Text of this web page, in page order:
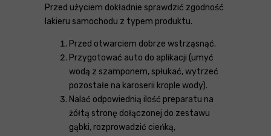
Przed użyciem dokładnie sprawdzić zgodność
lakieru samochodu z typem produktu.
Przed otwarciem dobrze wstrząsnąć.
Przygotować auto do aplikacji (umyć
wodą z szamponem, spłukać, wytrzeć
pozostałe na karoserii krople wody).
Nalać odpowiednią ilość preparatu na
żółtą stronę dołączonej do zestawu
gąbki, rozprowadzić cieńką,